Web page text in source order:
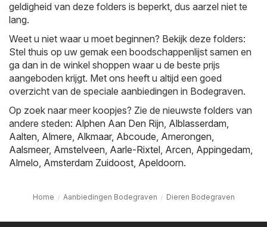
geldigheid van deze folders is beperkt, dus aarzel niet te
lang.
Weet u niet waar u moet beginnen? Bekijk deze folders:
Stel thuis op uw gemak een boodschappenlijst samen en
ga dan in de winkel shoppen waar u de beste prijs
aangeboden krijgt. Met ons heeft u altijd een goed
overzicht van de speciale aanbiedingen in Bodegraven.
Op zoek naar meer koopjes? Zie de nieuwste folders van
andere steden: Alphen Aan Den Rijn, Alblasserdam,
Aalten, Almere, Alkmaar, Abcoude, Amerongen,
Aalsmeer, Amstelveen, Aarle-Rixtel, Arcen, Appingedam,
Almelo, Amsterdam Zuidoost, Apeldoorn.
Home Aanbiedingen Bodegraven Dieren Bodegraven